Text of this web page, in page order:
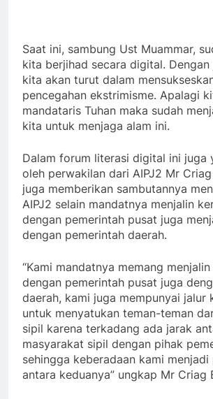
Saat ini, sambung Ust Muammar,
kita berjihad secara digital.
kita akan turut dalam
pencegahan ekstrimisme. Apalagi
mandataris Tuhan maka sudah
kita untuk menjaga alam ini.
Dalam forum literasi digital ini juga
oleh perwakilan dari AIPJ2 Mr
juga memberikan sambutannya
AIPJ2 selain mandatnya menjalin
dengan pemerintah pusat juga
dengan pemerintah daerah.
“Kami mandatnya memang
dengan pemerintah pusat juga
daerah, kami juga mempunyai jalur
untuk menyatukan teman-teman
sipil karena terkadang ada jarak
masyarakat sipil dengan pihak
sehingga keberadaan kami menjadi
antara keduanya” ungkap Mr Criag